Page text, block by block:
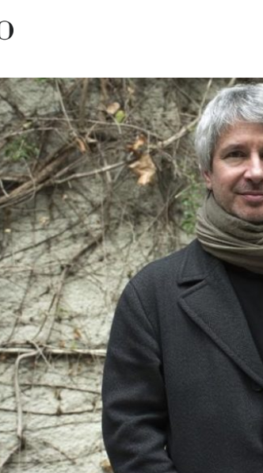
Cultura
Diccionario portátil de la literatura
chilena
Documentos
Fragmentos
Gran reserva
Historia
Historia material de los libros
Lagunas mentales
Libros